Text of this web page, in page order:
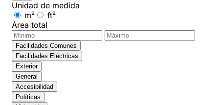
Unidad de medida
m²
ft²
Área total
Facilidades Comunes
Facilidades Eléctricas
Exterior
General
Accesibilidad
Políticas